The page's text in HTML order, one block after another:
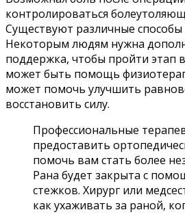
контролироваться
Существуют различные способы
Некоторым людям нужна
поддержка, чтобы пройти этап
может быть помощь
может помочь улучшить
восстановить силу.
Профессиональные
предоставить
помочь вам стать более
Рана будет закрыта с
стежков. Хирург или
как ухаживать за раной,